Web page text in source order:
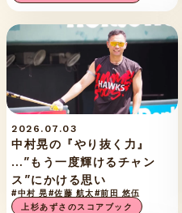
2026.07.03
中村晃の『やり抜く力』
…”もう一度輝けるチャン
ス”にかける思い
#中村 晃#佐藤 航太#前田 悠伍
上杉あずさのスコアブック